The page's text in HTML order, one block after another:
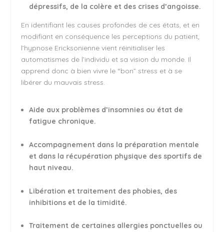
dépressifs, de la colère et des crises d’angoisse.
En identifiant les causes profondes de ces états, et en
modifiant en conséquence les perceptions du patient,
l’hypnose Ericksonienne vient réinitialiser les
automatismes de l’individu et sa vision du monde. Il
apprend donc à bien vivre le “bon” stress et à se
libérer du mauvais stress.
Aide aux problèmes d’insomnies ou état de
fatigue chronique.
Accompagnement dans la préparation mentale
et dans la récupération physique des sportifs de
haut niveau.
Libération et traitement des phobies, des
inhibitions et de la timidité.
Traitement de certaines allergies ponctuelles ou